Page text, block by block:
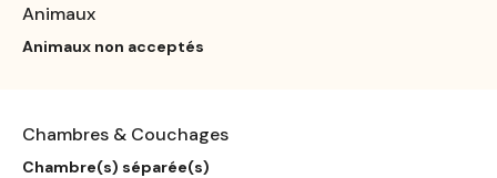
Animaux
Animaux non acceptés
Chambres & Couchages
Chambre(s) séparée(s)